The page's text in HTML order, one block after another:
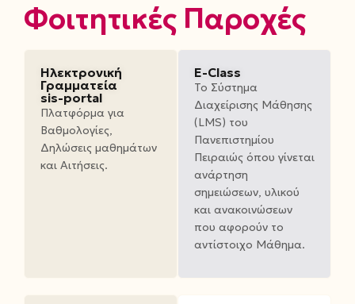
Φοιτητικές Παροχές
Ηλεκτρονική
Γραμματεία
sis-portal
Πλατφόρμα για
Βαθμολογίες,
Δηλώσεις μαθημάτων
και Αιτήσεις.
E-Class
Το Σύστημα
Διαχείρισης Μάθησης
(LMS) του
Πανεπιστημίου
Πειραιώς όπου γίνεται
ανάρτηση
σημειώσεων, υλικού
και ανακοινώσεων
που αφορούν το
αντίστοιχο Μάθημα.